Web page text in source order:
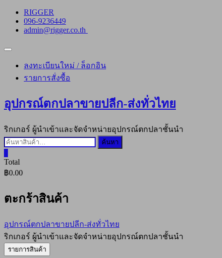
Skip
content
RIGGER
096-9236449
admin@rigger.co.th
Topbar
ลงทะเบียนใหม่ / ล็อกอิน
รายการสั่งซื้อ
อุปกรณ์ตกปลาขายปลีก-ส่งทั่วไทย
ริกเกอร์ ผู้นำเข้าและจัดจำหน่ายอุปกรณ์ตกปลาชั้นนำ
ค้นหา:
ค้นหา
Total
฿0.00
ตะกร้าสินค้า
อุปกรณ์ตกปลาขายปลีก-ส่งทั่วไทย
ริกเกอร์ ผู้นำเข้าและจัดจำหน่ายอุปกรณ์ตกปลาชั้นนำ
รายการสินค้า